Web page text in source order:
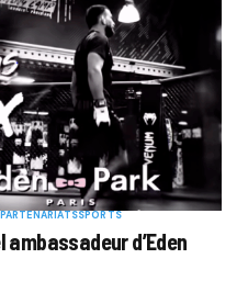
SPORTS
d’Eden